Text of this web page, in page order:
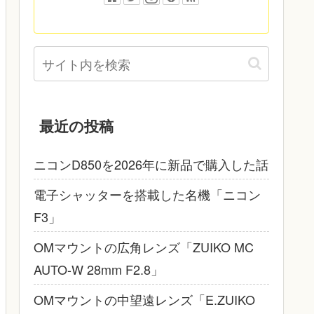
最近の投稿
ニコンD850を2026年に新品で購入した話
電子シャッターを搭載した名機「ニコン
F3」
OMマウントの広角レンズ「ZUIKO MC
AUTO-W 28mm F2.8」
OMマウントの中望遠レンズ「E.ZUIKO